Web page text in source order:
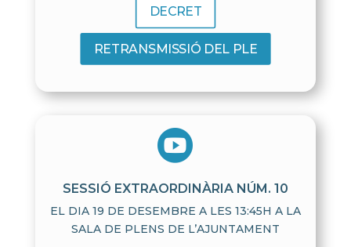
DECRET
RETRANSMISSIÓ DEL PLE

SESSIÓ EXTRAORDINÀRIA NÚM. 10
EL DIA 19 DE DESEMBRE A LES 13:45H A LA
SALA DE PLENS DE L’AJUNTAMENT